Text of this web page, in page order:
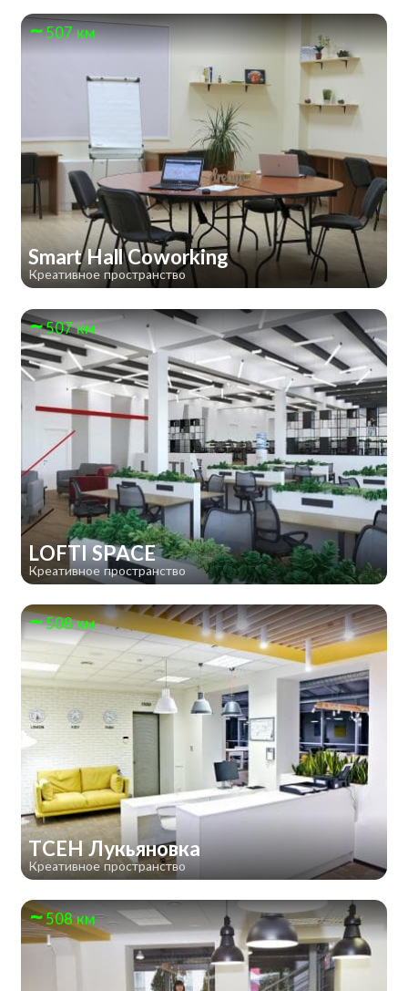
507 км
Smart Hall Сoworking
Креативное пространство
507 км
LOFTI SPACE
Креативное пространство
508 км
TCEH Лукьяновка
Креативное пространство
508 км